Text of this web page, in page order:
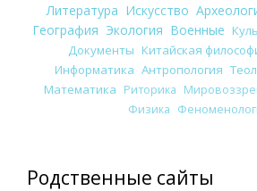
Литература Искусство
География Экология Военные
Документы Китайская
Информатика Антропология
Математика Риторика
Физика
Родственные сайты